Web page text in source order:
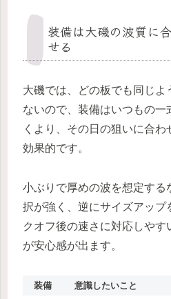
装備は大磯の波質に
せる
大磯では、どの板でも同じよ
ないので、装備はいつもの一
くより、その日の狙いに合
効果的です。
小ぶりで厚めの波を想定する
択が強く、逆にサイズアップ
クオフ後の速さに対応しやす
が安心感が出ます。
装備 意識したいこと